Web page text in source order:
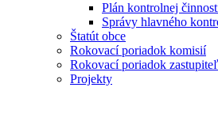
Plán kontrolnej
Správy hlavného
Štatút obce
Rokovací poriadok komisií
Rokovací poriadok
Projekty